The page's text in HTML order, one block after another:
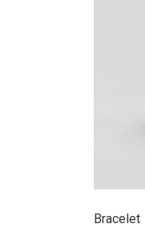
Bracelet